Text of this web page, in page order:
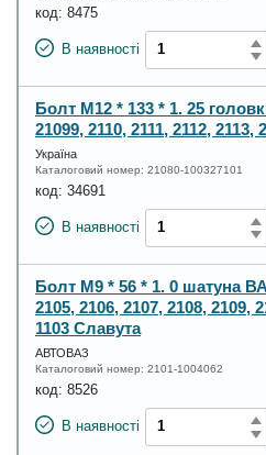
код: 8475
В наявності
Болт М12 * 133 * 1. 25
21099, 2110, 2111, 2112, 2113,
Україна
Каталоговий номер: 21080-100327101
код: 34691
В наявності
Болт М9 * 56 * 1. 0 шатуна
2105, 2106, 2107, 2108, 2109,
1103 Славута
АВТОВАЗ
Каталоговий номер: 2101-1004062
код: 8526
В наявності